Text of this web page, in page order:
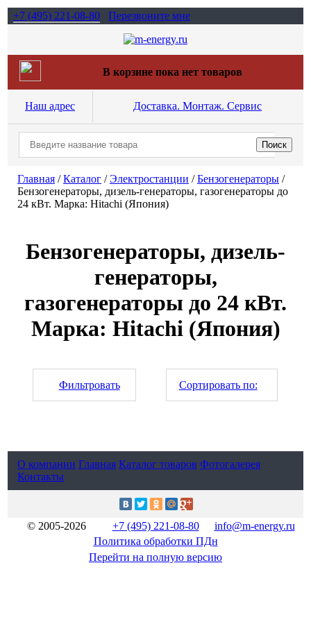
+7 (495) 221-08-80 Перезвоните мне
В корзине пока нет товаров
Наш адрес Доставка. Монтаж. Сервис
Главная /Каталог /Электростанции /Бензогенераторы /
Бензогенераторы, дизель-генераторы, газогенераторы до
24 кВт. Марка: Hitachi (Япония)
Бензогенераторы, дизель-
генераторы,
газогенераторы до 24 кВт.
Марка: Hitachi (Япония)
Фильтровать Сортировать по:
О компании Главная Каталог товаров Фотогалерея
Контакты
© 2005-2026 +7 (495) 221-08-80
info@m-energy.ru
Политика обработки ПДн
Перейти на полную версию